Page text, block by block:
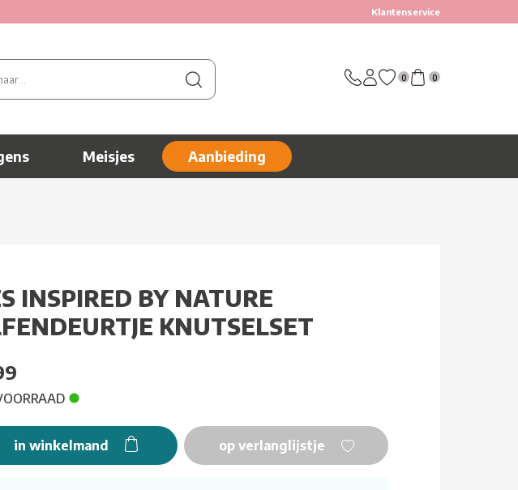
Klantenservice
0 0
Meisjes Aanbieding
INSPIRED BY NATURE
KNUTSELSET
in winkelmand op verlanglijstje